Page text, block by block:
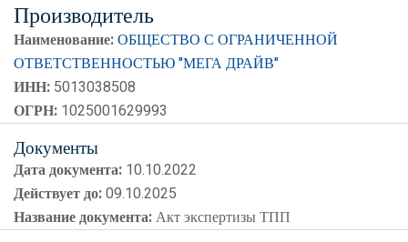
Производитель
Наименование:ОБЩЕСТВО С ОГРАНИЧЕННОЙ
ОТВЕТСТВЕННОСТЬЮ "МЕГА ДРАЙВ"
ИНН: 5013038508
ОГРН: 1025001629993
Документы
Дата документа: 10.10.2022
Действует до:09.10.2025
Название документа:Акт экспертизы ТПП